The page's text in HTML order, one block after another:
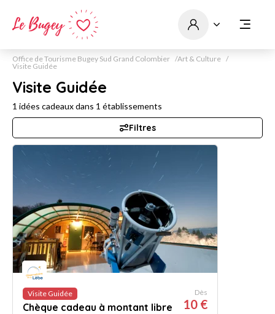
Office de Tourisme Bugey Sud Grand Colombier
Art & Culture
Visite Guidée
Visite Guidée
1 idées cadeaux dans 1 établissements
Filtres
Visite Guidée
Chèque cadeau à montant libre
Dès
10 €